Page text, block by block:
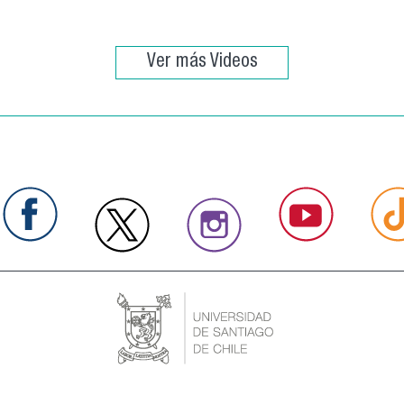
Ver más Videos